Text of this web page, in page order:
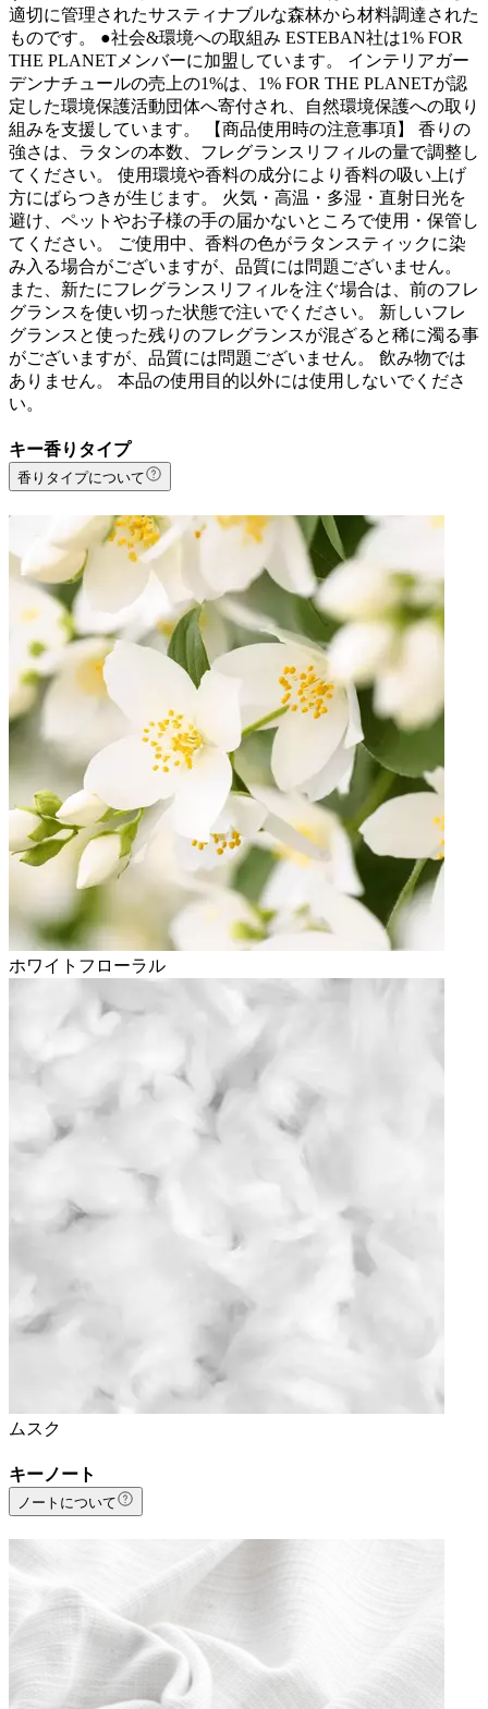
適切に管理されたサスティナブルな森林から材料調達された
ものです。 ●社会&環境への取組み ESTEBAN社は1% FOR
THE PLANETメンバーに加盟しています。 インテリアガー
デンナチュールの売上の1%は、1% FOR THE PLANETが認
定した環境保護活動団体へ寄付され、自然環境保護への取り
組みを支援しています。 【商品使用時の注意事項】 香りの
強さは、ラタンの本数、フレグランスリフィルの量で調整し
てください。 使用環境や香料の成分により香料の吸い上げ
方にばらつきが生じます。 火気・高温・多湿・直射日光を
避け、ペットやお子様の手の届かないところで使用・保管し
てください。 ご使用中、香料の色がラタンスティックに染
み入る場合がございますが、品質には問題ございません。
また、新たにフレグランスリフィルを注ぐ場合は、前のフレ
グランスを使い切った状態で注いでください。 新しいフレ
グランスと使った残りのフレグランスが混ざると稀に濁る事
がございますが、品質には問題ございません。 飲み物では
ありません。 本品の使用目的以外には使用しないでくださ
い。
キー香りタイプ
香りタイプについて
ホワイトフローラル
ムスク
キーノート
ノートについて